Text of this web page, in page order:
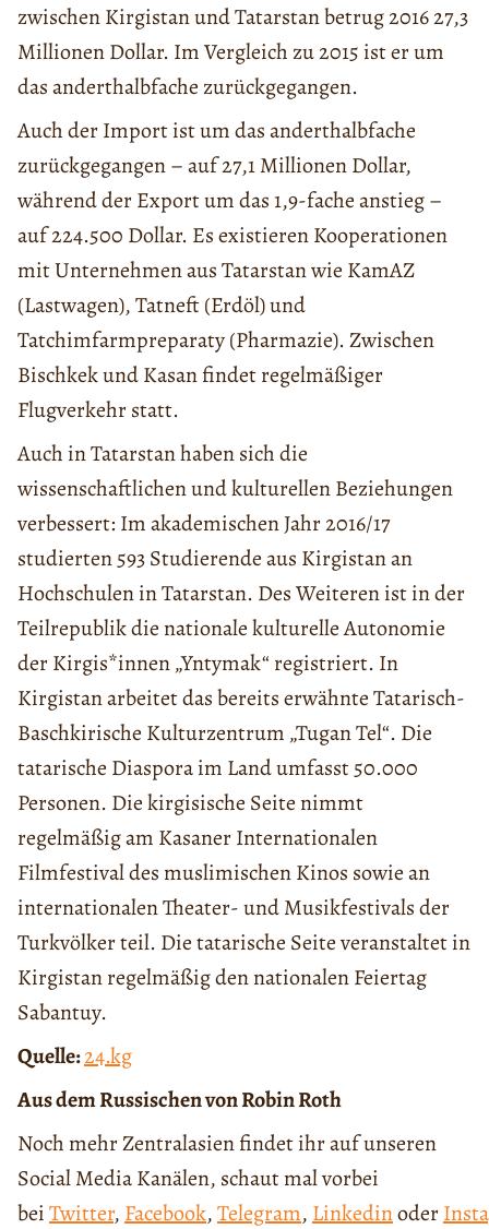
zwischen Kirgistan und Tatarstan betrug 2016 27,3
Millionen Dollar. Im Vergleich zu 2015 ist er um
das anderthalbfache zurückgegangen.
Auch der Import ist um das anderthalbfache
zurückgegangen – auf 27,1 Millionen Dollar,
während der Export um das 1,9-fache anstieg –
auf 224.500 Dollar. Es existieren Kooperationen
mit Unternehmen aus Tatarstan wie KamAZ
(Lastwagen), Tatneft (Erdöl) und
Tatchimfarmpreparaty (Pharmazie). Zwischen
Bischkek und Kasan findet regelmäßiger
Flugverkehr statt.
Auch in Tatarstan haben sich die
wissenschaftlichen und kulturellen Beziehungen
verbessert: Im akademischen Jahr 2016/17
studierten 593 Studierende aus Kirgistan an
Hochschulen in Tatarstan. Des Weiteren ist in der
Teilrepublik die nationale kulturelle Autonomie
der Kirgis*innen „Yntymak“ registriert. In
Kirgistan arbeitet das bereits erwähnte Tatarisch-
Baschkirische Kulturzentrum „Tugan Tel“. Die
tatarische Diaspora im Land umfasst 50.000
Personen. Die kirgisische Seite nimmt
regelmäßig am Kasaner Internationalen
Filmfestival des muslimischen Kinos sowie an
internationalen Theater- und Musikfestivals der
Turkvölker teil. Die tatarische Seite veranstaltet in
Kirgistan regelmäßig den nationalen Feiertag
Sabantuy.
Quelle:24.kg
Aus dem Russischen von Robin Roth
Noch mehr Zentralasien findet ihr auf unseren
Social Media Kanälen, schaut mal vorbei
beiTwitter, Facebook,Telegram, Linkedinoder